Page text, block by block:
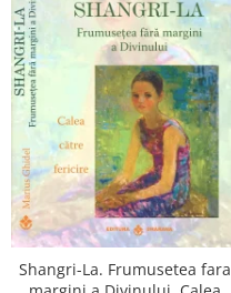
Shangri-La. Frumusetea fara